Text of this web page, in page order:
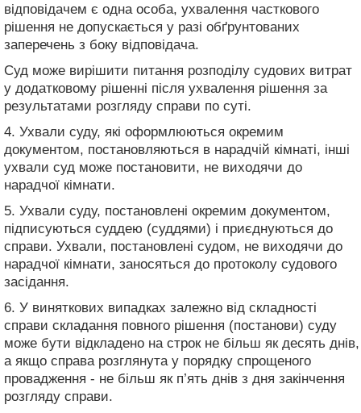
відповідачем є одна особа, ухвалення часткового
рішення не допускається у разі обґрунтованих
заперечень з боку відповідача.
Суд може вирішити питання розподілу судових витрат
у додатковому рішенні після ухвалення рішення за
результатами розгляду справи по суті.
4. Ухвали суду, які оформлюються окремим
документом, постановляються в нарадчій кімнаті, інші
ухвали суд може постановити, не виходячи до
нарадчої кімнати.
5. Ухвали суду, постановлені окремим документом,
підписуються суддею (суддями) і приєднуються до
справи. Ухвали, постановлені судом, не виходячи до
нарадчої кімнати, заносяться до протоколу судового
засідання.
6. У виняткових випадках залежно від складності
справи складання повного рішення (постанови) суду
може бути відкладено на строк не більш як десять днів,
а якщо справа розглянута у порядку спрощеного
провадження - не більш як п’ять днів з дня закінчення
розгляду справи.